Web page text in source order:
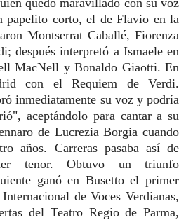
papelito corto, el de Flavio en la
Montserrat Caballé, Fiorenza
después interpretó a Ismaele en
MacNell y Bonaldo Giaotti. En
con el Requiem de Verdi.
inmediatamente su voz y podría
aceptándolo para cantar a su
de Lucrezia Borgia cuando
años. Carreras pasaba así de
tenor. Obtuvo un triunfo
ganó en Busetto el primer
de Voces Verdianas,
del Teatro Regio de Parma,